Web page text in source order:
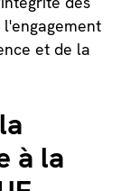
et de la
à la